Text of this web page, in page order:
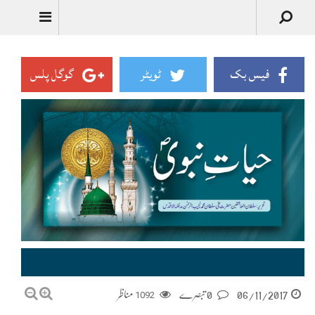
فیس بک ٹویٹر گوگل پلس
06/11/2017
1092 مناظر